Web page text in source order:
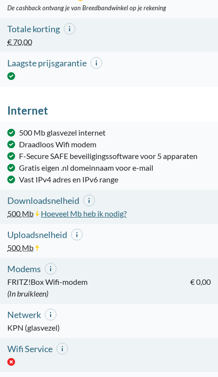
De cashback ontvang je van Breedbandwinkel op je rekening
Totale korting
€ 70,00
Laagste prijsgarantie
Internet
500 Mb glasvezel internet
Draadloos Wifi modem
F-Secure SAFE beveiligingssoftware voor 5 apparaten
Gratis eigen .nl domeinnaam voor e-mail
Vast IPv4 adres en IPv6 range
Downloadsnelheid
500 Mb Hoeveel Mb heb ik nodig?
Uploadsnelheid
500 Mb
Modems
FRITZ!Box Wifi-modem
€ 0,00
(In bruikleen)
Netwerk
KPN (glasvezel)
Wifi Service